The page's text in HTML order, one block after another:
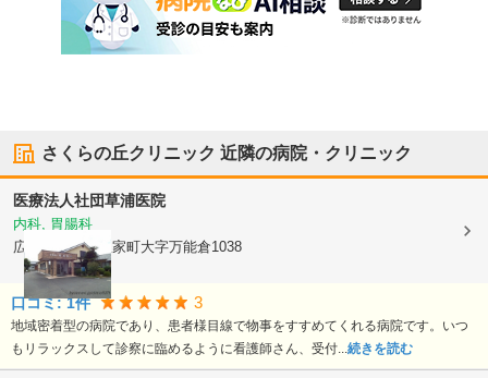
さくらの丘クリニック 近隣の病院・クリニック
医療法人社団草浦医院
内科, 胃腸科
広島県福山市駅家町大字万能倉1038
口コミ:1件 3
地域密着型の病院であり、患者様目線で物事をすすめてくれる病院です。いつ
もリラックスして診察に臨めるように看護師さん、受付...続きを読む